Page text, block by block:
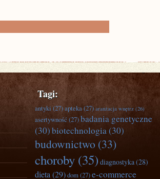
Tagi:
antyki(27)apteka(27) aranżacja wnętrz (26)
asertywność (27)badania genetyczne
(30)biotechnologia(30)
budownictwo (33)
choroby (35) diagnostyka(28)
dieta(29)dom(27)e-commerce